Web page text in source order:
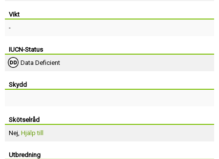
Vikt
-
IUCN-Status
Data Deficient
Skydd
Skötselråd
Nej, Hjälp till
Utbredning